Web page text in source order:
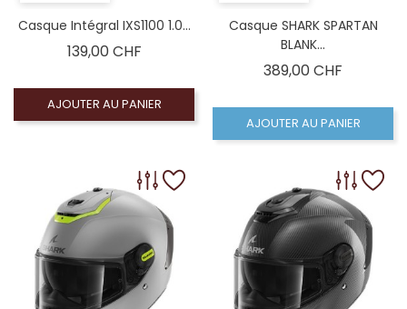
Casque Intégral IXS1100 1.0...
139,00 CHFPrix
AJOUTER AU PANIER
Casque SHARK SPARTAN
BLANK...
389,00 CHF
AJOUTER AU PANIER